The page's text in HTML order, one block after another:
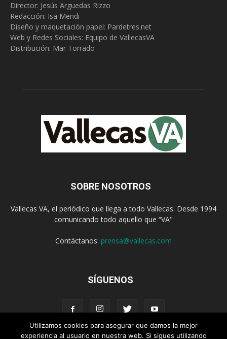
Director: Jesús Arguedas Rizzo
Redacción: Isa Mendi
Diseño y maquetación papel: Pardetres.net
Web y Redes Sociales: Equipo de VallecasVA
Distribución: Mar Torrado
SOBRE NOSOTROS
Vallecas VA, el periódico que llega a todo Vallecas. Desde 1994
comunicando todo aquello que “VA"
Contáctanos: prensa@vallecas.com
SÍGUENOS
Utilizamos cookies para asegurar que damos la mejor
experiencia al usuario en nuestra web. Si sigues utilizando